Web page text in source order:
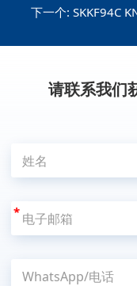
下一个:SKKF94C
请联系我们
*